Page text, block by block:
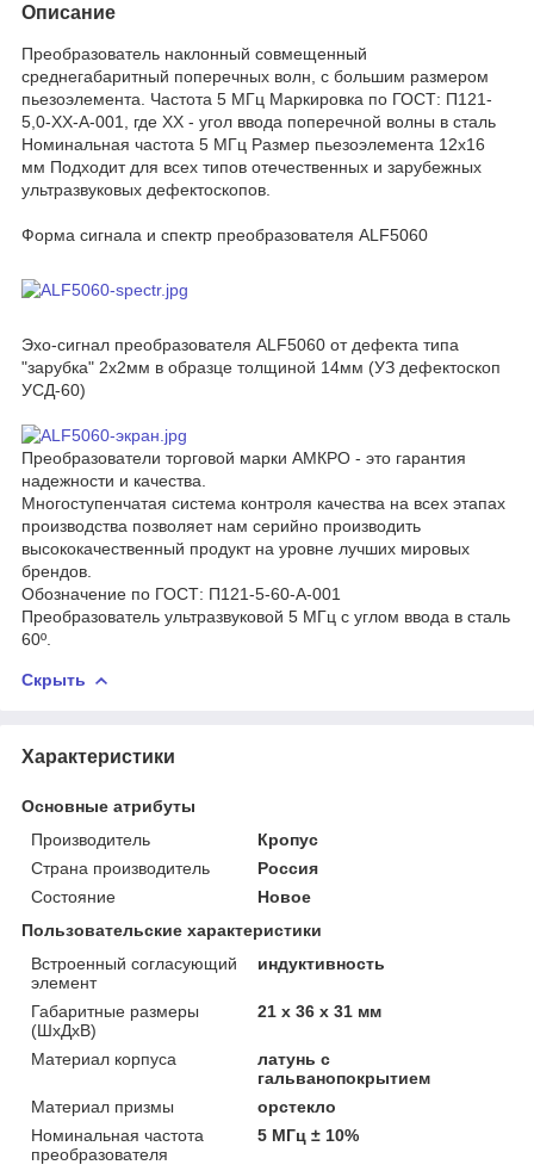
Описание
Преобразователь наклонный совмещенный
среднегабаритный поперечных волн, с большим размером
пьезоэлемента. Частота 5 МГц Маркировка по ГОСТ: П121-
5,0-ХХ-А-001, где XX - угол ввода поперечной волны в сталь
Номинальная частота 5 МГц Размер пьезоэлемента 12х16
мм Подходит для всех типов отечественных и зарубежных
ультразвуковых дефектоскопов.
Форма сигнала и спектр преобразователя ALF5060
Эхо-сигнал преобразователя ALF5060 от дефекта типа
"зарубка" 2х2мм в образце толщиной 14мм (УЗ дефектоскоп
УСД-60)
Преобразователи торговой марки АМКРО - это гарантия
надежности и качества.
Многоступенчатая система контроля качества на всех этапах
производства позволяет нам серийно производить
высококачественный продукт на уровне лучших мировых
брендов.
Обозначение по ГОСТ: П121-5-60-А-001
Преобразователь ультразвуковой 5 МГц с углом ввода в сталь
60º.
Скрыть
Характеристики
Основные атрибуты
Производитель
Кропус
Страна производитель
Россия
Состояние
Новое
Пользовательские характеристики
Встроенный согласующий
элемент
индуктивность
Габаритные размеры
(ШхДхВ)
21 х 36 х 31 мм
Материал корпуса
латунь с
гальванопокрытием
Материал призмы
орстекло
Номинальная частота
преобразователя
5 МГц ± 10%